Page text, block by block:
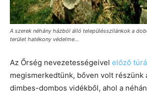
A szerek néhány házból álló településszilánkok a
terület hatékony védelme...
Az Őrség nevezetességeivel előző
megismerkedtünk, bőven volt részünk
dimbes-dombos vidékből, ahol a